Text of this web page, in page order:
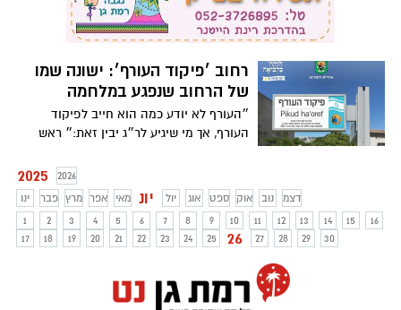
רחוב ׳פיקוד העורף׳: ישונה שמו
של הרחוב שנפגע במלחמה
״העורף לא יודע כמה הוא חייב לפיקוד
העורף, אך מי שיגיע לר״ג יבין זאת:״ ראש
לקרוא לרחוב על שם פיקוד העורף
2025
2026
ינו
פבר מרץ אפר מאי יונ יול אוג ספט אוק נוב
דצמ
1
2 3 4 5 6 7 8 9 10 11 12 13 14 15
16
17
18 19 20 21 22 23 24 25 26 27 28 29 30